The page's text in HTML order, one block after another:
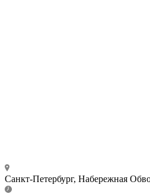
Санкт-Петербург, Набережная